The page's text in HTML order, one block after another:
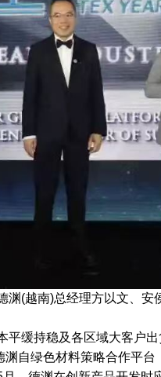
渊(越南)总经理方以文、
平缓持稳及各区域大客户
自绿色材料策略合作平